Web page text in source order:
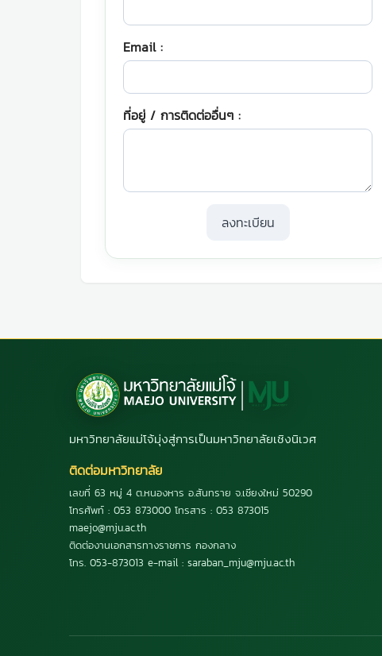
Email :
ที่อยู่ / การติดต่ออื่นๆ :
มหาวิทยาลัยแม่โจ้มุ่งสู่การเป็นมหาวิทยาลัยเชิงนิเวศ
ติดต่อมหาวิทยาลัย
เลขที่ 63 หมู่ 4 ต.หนองหาร อ.สันทราย จ.เชียงใหม่ 50290
โทรศัพท์ : 053 873000 โทรสาร : 053 873015
maejo@mju.ac.th
ติดต่องานเอกสารทางราชการ กองกลาง
โทร. 053-873013 e-mail : saraban_mju@mju.ac.th